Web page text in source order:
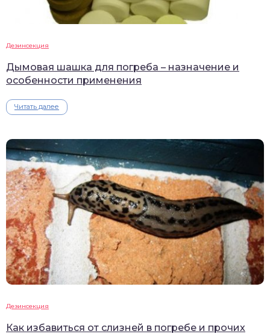
Дезинсекция
Дымовая шашка для погреба – назначение и
особенности применения
Читать далее
Дезинсекция
Как избавиться от слизней в погребе и прочих